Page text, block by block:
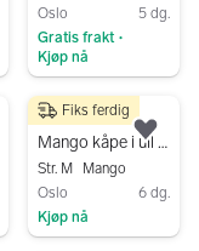
Oslo
5 dg.
Gratis frakt •
Kjøp nå
Legg til som favoritt.
250 kr
Mango kåpe i ull blanding
Str. M
Mango
Oslo
6 dg.
Kjøp nå
Fiks ferdig